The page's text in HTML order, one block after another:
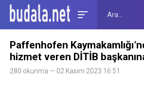
Paffenhofen
hizmet veren DİTİB
280 okunma — 02 Kasım 2023 16:51